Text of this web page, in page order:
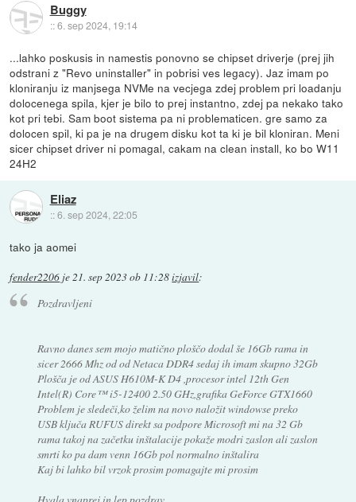
Buggy
::6. sep 2024, 19:14
...lahko poskusis in namestis ponovno se chipset driverje (prej jih
odstrani z "Revo uninstaller" in pobrisi ves legacy). Jaz imam po
kloniranju iz manjsega NVMe na vecjega zdej problem pri loadanju
dolocenega spila, kjer je bilo to prej instantno, zdej pa nekako tako
kot pri tebi. Sam boot sistema pa ni problematicen. gre samo za
dolocen spil, ki pa je na drugem disku kot ta ki je bil kloniran. Meni
sicer chipset driver ni pomagal, cakam na clean install, ko bo W11
24H2
Eliaz
::6. sep 2024, 22:05
tako ja aomei
fender2206 je21. sep 2023 ob 11:28izjavil:
Pozdravljeni
Ravno danes sem mojo matično ploščo dodal še 16Gb rama in
sicer 2666 Mhz od od Netaca DDR4 sedaj ih imam skupno 32Gb
Plošča je od ASUS H610M-K D4 ,procesor intel 12th Gen
Intel(R) Core™ i5-12400 2.50 GHz,grafika GeForce GTX1660
Problem je sledeči,ko želim na novo naložit windowse preko
USB ključa RUFUS direkt sa podpore Microsoft mi na 32 Gb
rama takoj na začetku inštalacije pokaže modri zaslon ali zaslon
smrti ko pa dam venn 16Gb pol normalno inštalira
Kaj bi lahko bil vrzok prosim pomagajte mi prosim